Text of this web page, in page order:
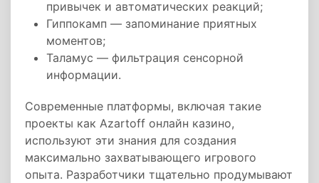
привычек и автоматических реакций;
Гиппокамп — запоминание приятных
моментов;
Таламус — фильтрация сенсорной
информации.
Современные платформы, включая такие
проекты как Azartoff онлайн казино,
используют эти знания для создания
максимально захватывающего игрового
опыта. Разработчики тщательно продумывают